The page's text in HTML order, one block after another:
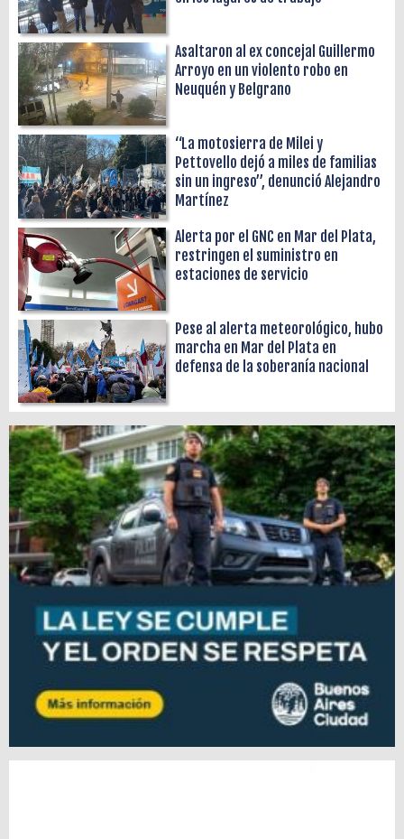
Asaltaron al ex concejal Guillermo
Arroyo en un violento robo en
Neuquén y Belgrano
“La motosierra de Milei y
Pettovello dejó a miles de familias
sin un ingreso”, denunció Alejandro
Martínez
Alerta por el GNC en Mar del Plata,
restringen el suministro en
estaciones de servicio
Pese al alerta meteorológico, hubo
marcha en Mar del Plata en
defensa de la soberanía nacional